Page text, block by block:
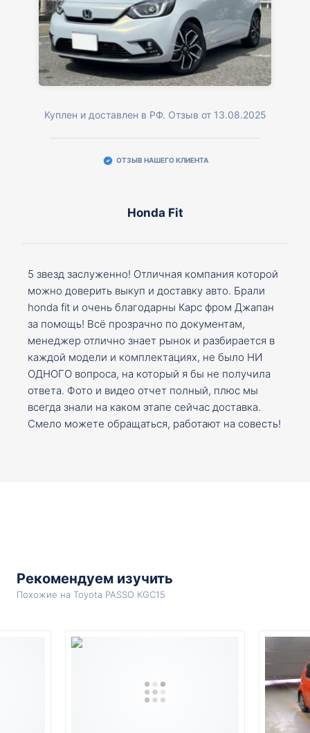
Куплен и доставлен в РФ. Отзыв от 13.08.2025
ОТЗЫВ НАШЕГО КЛИЕНТА
Honda Fit
5 звезд заслуженно! Отличная компания которой
можно доверить выкуп и доставку авто. Брали
honda fit и очень благодарны Карс фром Джапан
за помощь! Всё прозрачно по документам,
менеджер отлично знает рынок и разбирается в
каждой модели и комплектациях, не было НИ
ОДНОГО вопроса, на который я бы не получила
ответа. Фото и видео отчет полный, плюс мы
всегда знали на каком этапе сейчас доставка.
Смело можете обращаться, работают на совесть!
Рекомендуем изучить
Похожие на Toyota PASSO KGC15